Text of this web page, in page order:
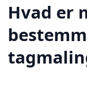
Hvad er